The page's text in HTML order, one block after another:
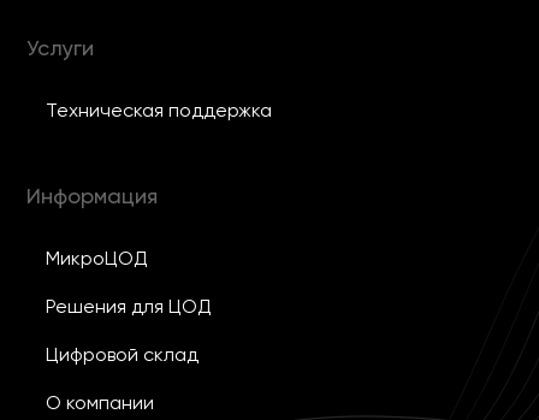
Услуги
Техническая поддержка
Информация
МикроЦОД
Решения для ЦОД
Цифровой склад
О компании